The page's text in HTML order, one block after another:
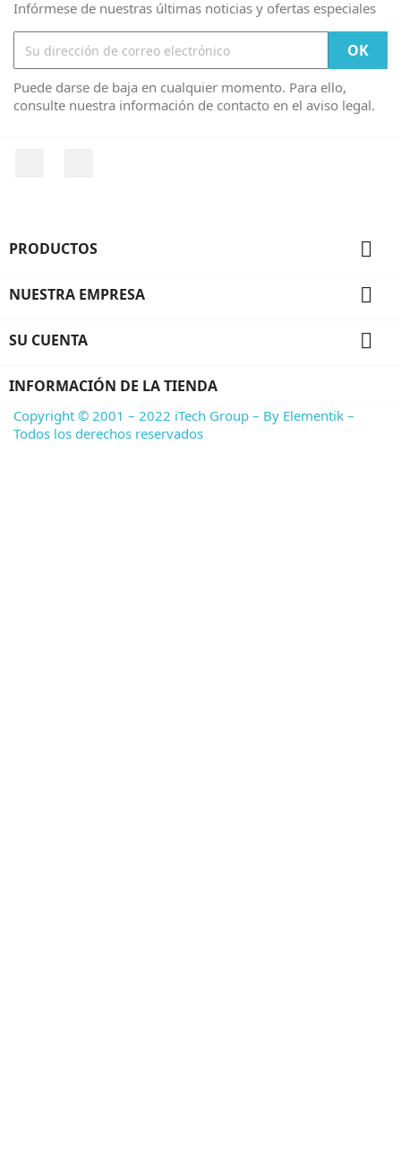
Infórmese de nuestras últimas noticias y ofertas especiales
Puede darse de baja en cualquier momento. Para ello,
consulte nuestra información de contacto en el aviso legal.
PRODUCTOS 
NUESTRA EMPRESA 
SU CUENTA 
INFORMACIÓN DE LA TIENDA
Copyright © 2001 – 2022 iTech Group – By Elementik –
Todos los derechos reservados